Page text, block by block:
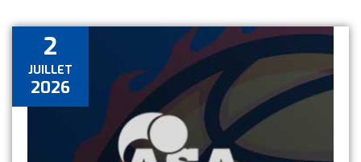
2
JUILLET
2026